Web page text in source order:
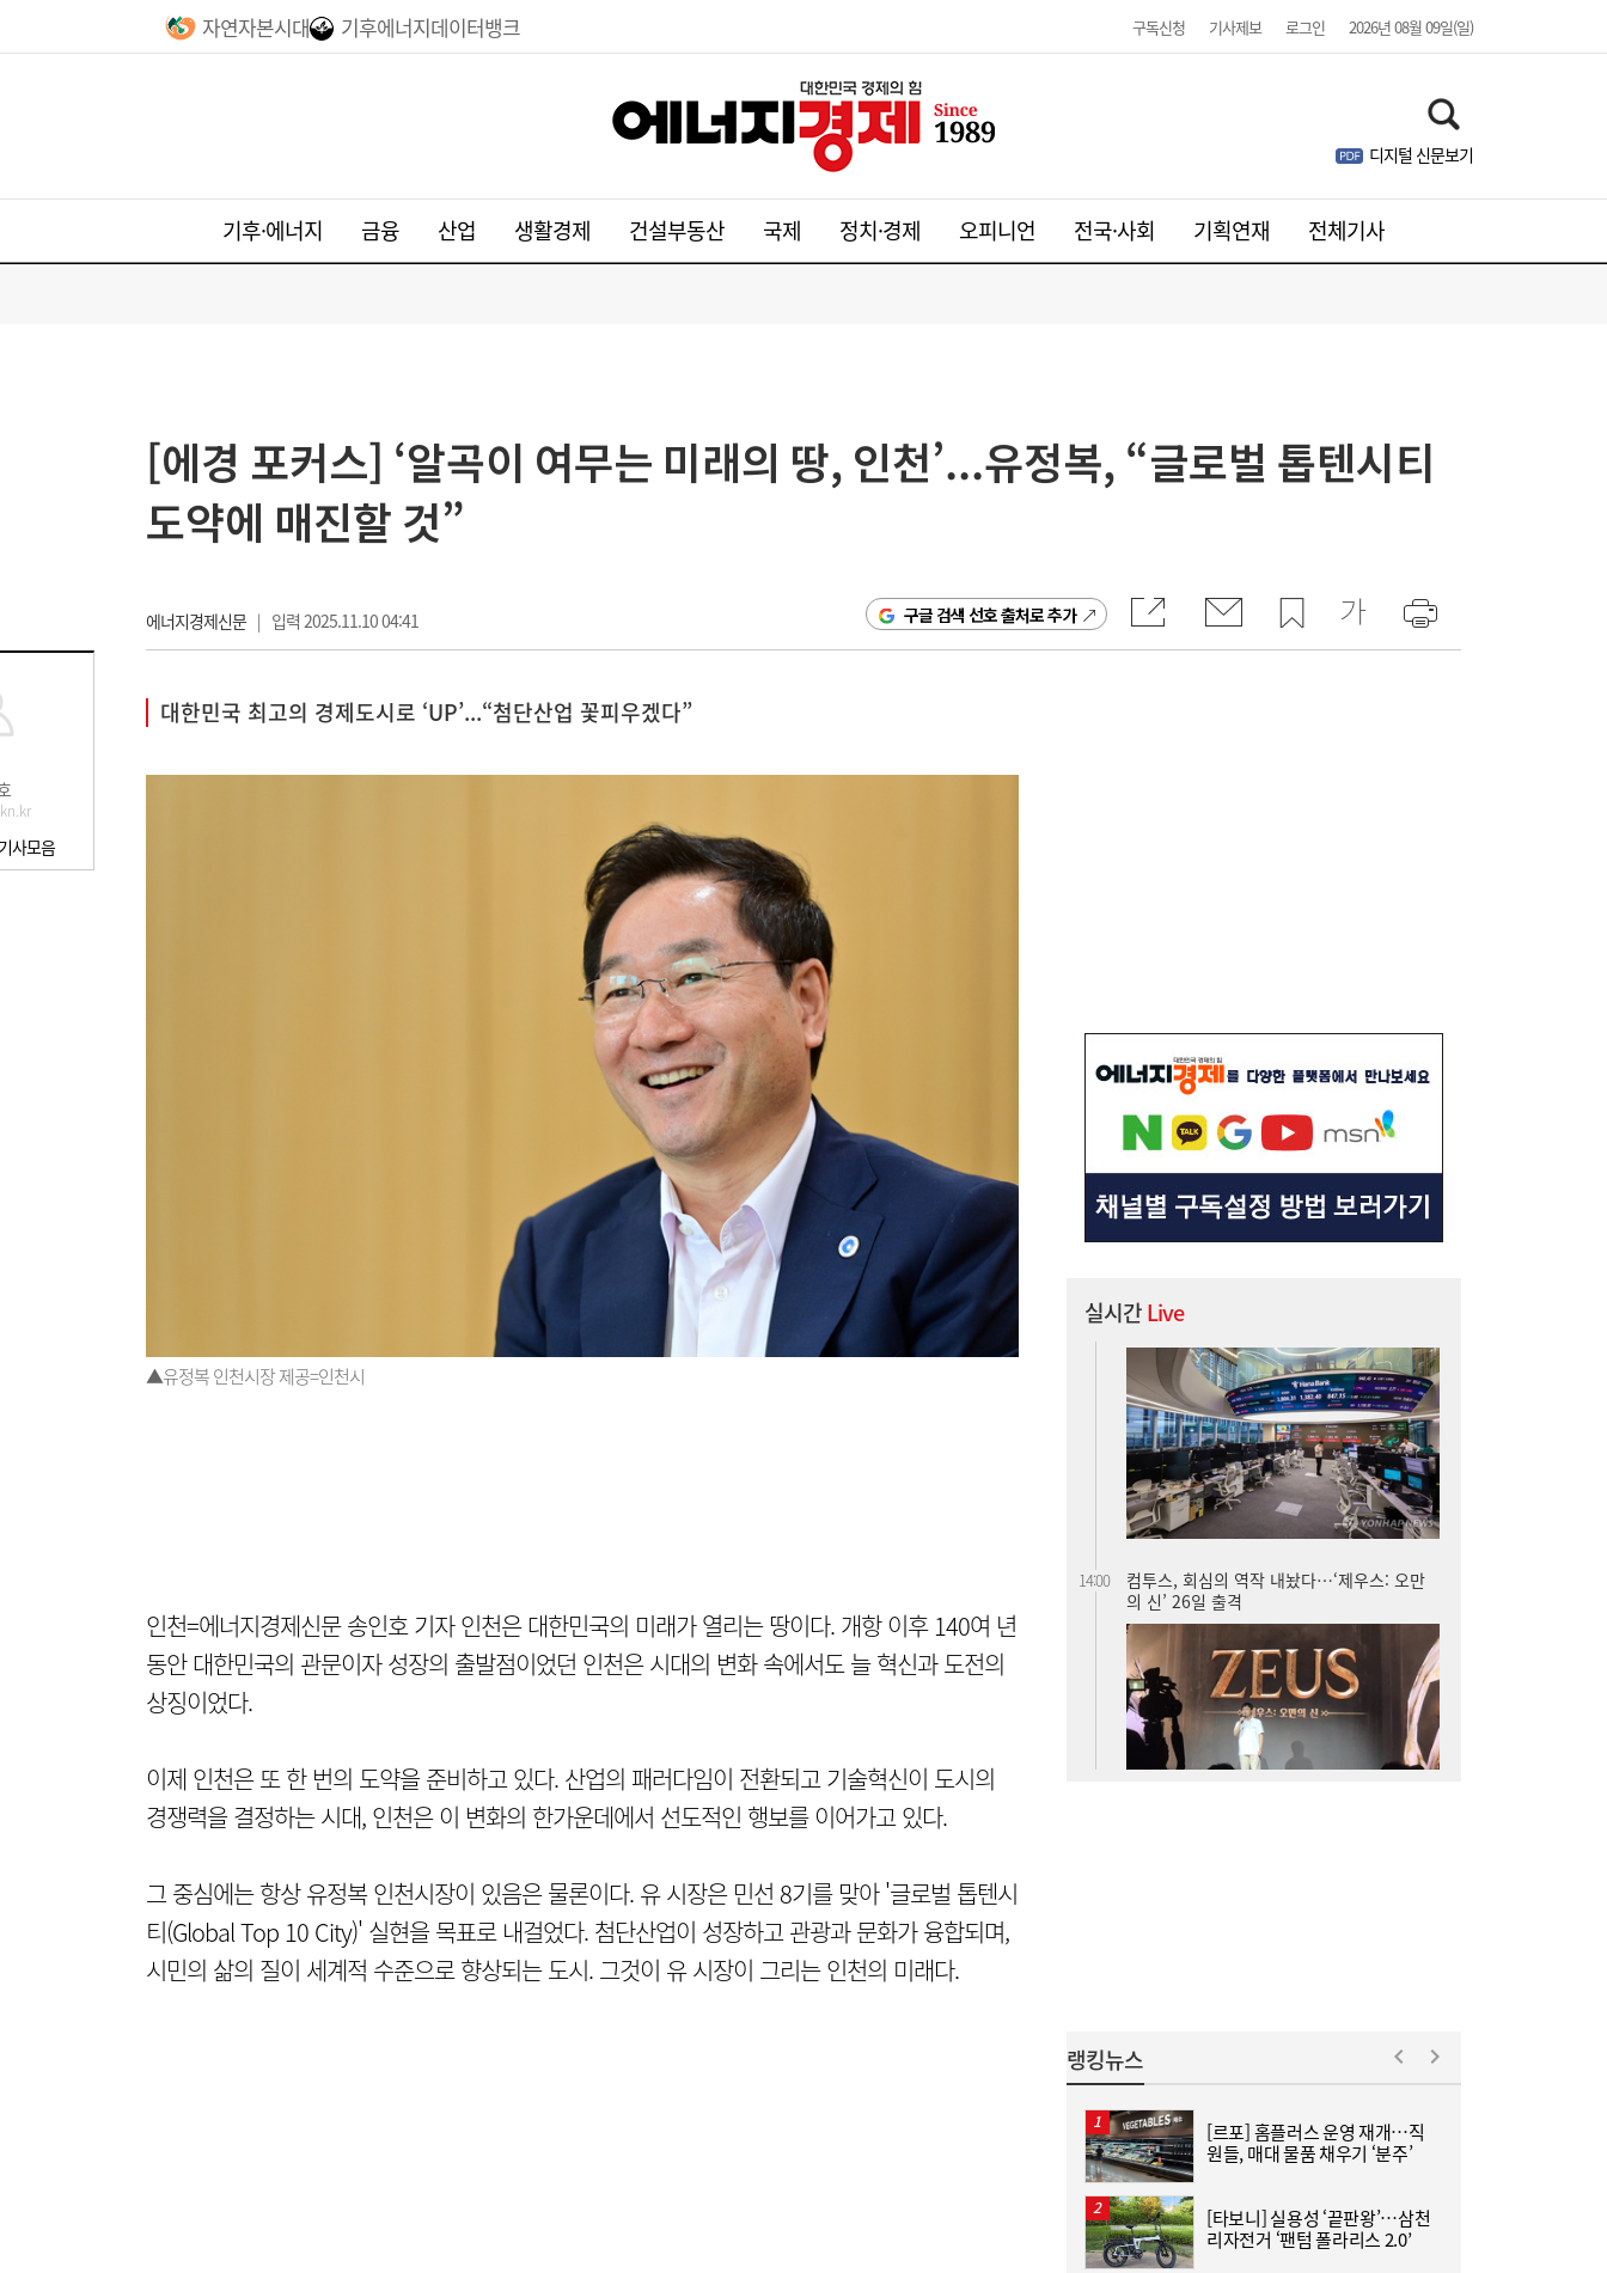
자연자본시대 기후에너지데이터뱅크 구독신청 기사제보 로그인 2026년 08월 09일(일)
디지털 신문보기
기후·에너지 금융 산업 생활경제 건설부동산 국제 정치·경제 오피니언 전국·사회 기획연재 전체기사
사모음
[에경 포커스] ‘알곡이 여무는 미래의 땅, 인천’...유정복, “글로벌 톱텐시티
도약에 매진할 것”
에너지경제신문| 입력 2025.11.10 04:41 구글 검색 선호 출처로 추가
대한민국 최고의 경제도시로 ‘UP’...“첨단산업 꽃피우겠다”
▲유정복 인천시장 제공=인천시
인천=에너지경제신문 송인호 기자 인천은 대한민국의 미래가 열리는 땅이다. 개항 이후 140여 년
동안 대한민국의 관문이자 성장의 출발점이었던 인천은 시대의 변화 속에서도 늘 혁신과 도전의
상징이었다.
이제 인천은 또 한 번의 도약을 준비하고 있다. 산업의 패러다임이 전환되고 기술혁신이 도시의
경쟁력을 결정하는 시대, 인천은 이 변화의 한가운데에서 선도적인 행보를 이어가고 있다.
그 중심에는 항상 유정복 인천시장이 있음은 물론이다. 유 시장은 민선 8기를 맞아 '글로벌 톱텐시
티(Global Top 10 City)' 실현을 목표로 내걸었다. 첨단산업이 성장하고 관광과 문화가 융합되며,
시민의 삶의 질이 세계적 수준으로 향상되는 도시. 그것이 유 시장이 그리는 인천의 미래다.
실시간Live
14:09
1600원 넘보던 환율, 한 달 새 1400원대 초
반으로↓…1~7월 월 평균 변동폭 47원
컴투스, 회심의 역작 내놨다…‘제우스: 오만
의 신’ 26일 출격
“날아라 필랑트여”…세단을 닮은 하이브리드
SUV의 정답
11:04
홍소영 병무청장 “男 면제 연령 ‘43세 상향’
포함 전방위 징집률↑…여성 징병, 검토 안
랭킹뉴스
[르포] 홈플러스 운영 재개…직
원들, 매대 물품 채우기 ‘분주’
[타보니] 실용성 ‘끝판왕’…삼천
리자전거 ‘팬텀 폴라리스 2.0’